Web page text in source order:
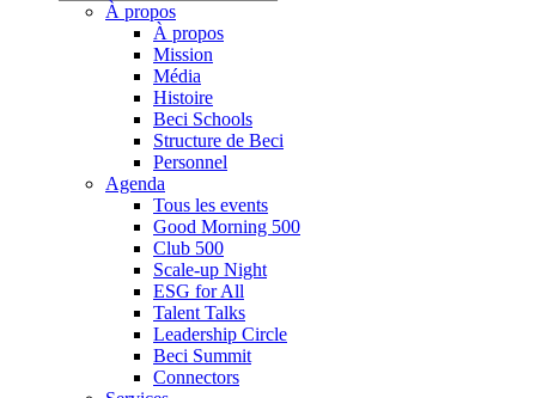
À propos
À propos
Mission
Média
Histoire
Beci Schools
Structure de Beci
Personnel
Agenda
Tous les events
Good Morning 500
Club 500
Scale-up Night
ESG for All
Talent Talks
Leadership Circle
Beci Summit
Connectors